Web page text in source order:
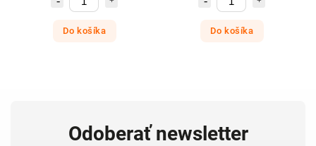
Do košíka Do košíka
Odoberať newsletter